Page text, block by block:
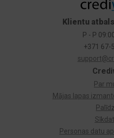
Par
Mājas lapas
Personas datu
Klientu
P - P
+371 67-